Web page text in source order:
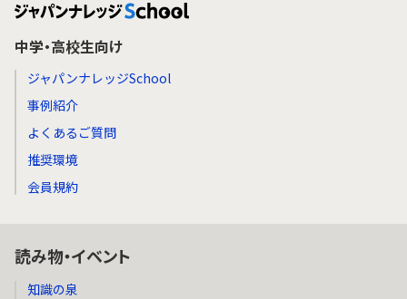
中学・高校生向け
ジャパンナレッジSchool
事例紹介
よくあるご質問
推奨環境
会員規約
読み物・イベント
知識の泉